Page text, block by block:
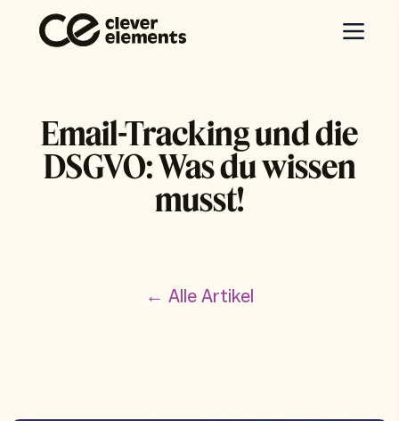
Email-Tracking und die
DSGVO: Was du wissen
musst!
← Alle Artikel